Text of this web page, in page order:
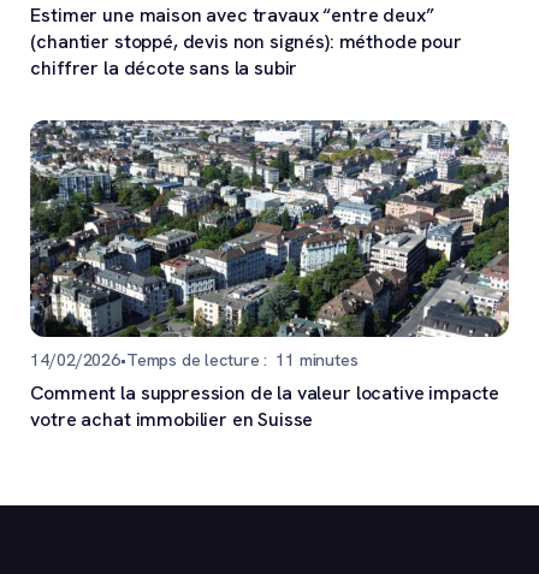
Estimer une maison avec travaux “entre deux”
(chantier stoppé, devis non signés): méthode pour
chiffrer la décote sans la subir
14/02/2026•Temps de lecture : 11 minutes
Comment la suppression de la valeur locative impacte
votre achat immobilier en Suisse